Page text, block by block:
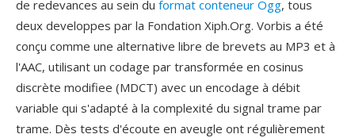
de redevances au sein du format conteneur Ogg, tous
deux developpes par la Fondation Xiph.Org. Vorbis a été
conçu comme une alternative libre de brevets au MP3 et à
l'AAC, utilisant un codage par transformée en cosinus
discrète modifiee (MDCT) avec un encodage à débit
variable qui s'adapté à la complexité du signal trame par
trame. Dès tests d'écoute en aveugle ont régulièrement